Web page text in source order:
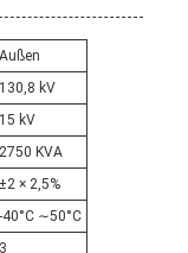
Außen
130,8 kV
15 kV
2750 KVA
±2 × 2,5%
-40°C ∼50°C
3